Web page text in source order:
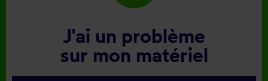
J'ai un problème
sur mon matériel